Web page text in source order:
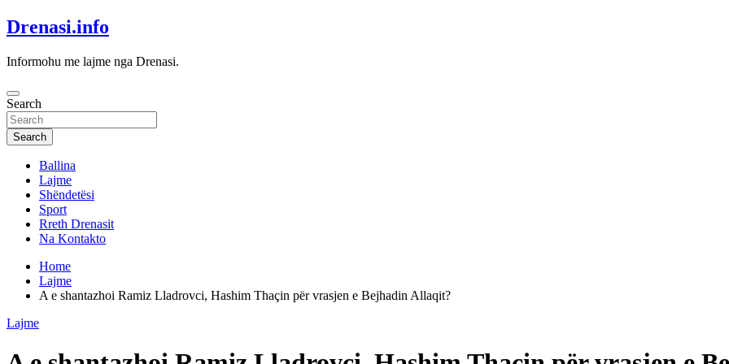
Skip
to
Drenasi.info
Informohu me lajme nga Drenasi.
Search
Search
Ballina
Lajme
Shëndetësi
Sport
Rreth Drenasit
Na Kontakto
Home
Lajme
A e shantazhoi Ramiz Lladrovci, Hashim Thaçin për vrasjen e Bejhadin Allaqit?
Lajme